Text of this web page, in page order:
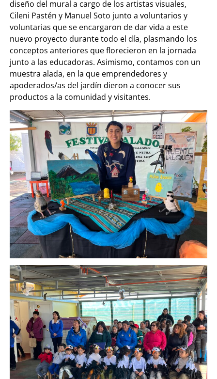
diseño del mural a cargo de los artistas visuales,
Cileni Pastén y Manuel Soto junto a voluntarios y
voluntarias que se encargaron de dar vida a este
nuevo proyecto durante todo el día, plasmando los
conceptos anteriores que florecieron en la jornada
junto a las educadoras. Asimismo, contamos con un
muestra alada, en la que emprendedores y
apoderados/as del jardín dieron a conocer sus
productos a la comunidad y visitantes.